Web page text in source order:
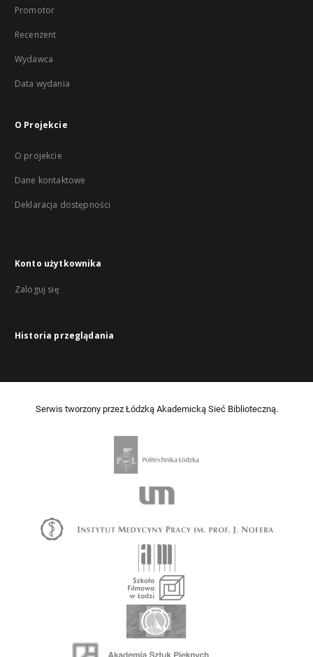
Promotor
Recenzent
Wydawca
Data wydania
O Projekcie
O projekcie
Dane kontaktowe
Deklaracja dostępności
Konto użytkownika
Zaloguj się
Historia przeglądania
Serwis tworzony przez Łódzką Akademicką Sieć Biblioteczną.